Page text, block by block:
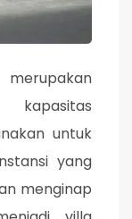
merupakan
untuk
yang
menginap